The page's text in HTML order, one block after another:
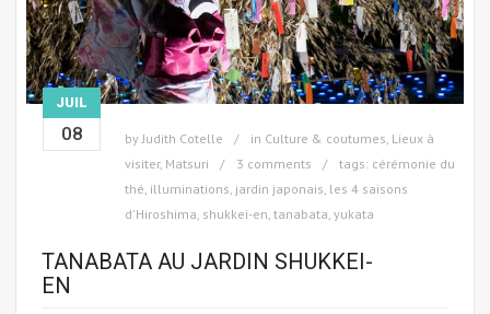
JUIL
08 by Judith Cotelle in Culture & coutumes Lieux à
visiter, Matsuri 3 comments tags: cérémonie du
thé illuminations jardin japonais les 4 saisons
d'Hiroshima shukkei-en tanabata yukata
TANABATA AU JARDIN SHUKKEI-
EN